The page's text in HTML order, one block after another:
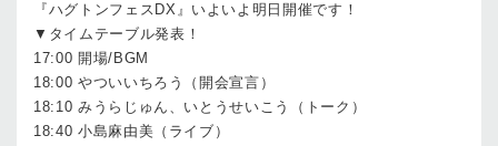
『ハグトンフェスDX』いよいよ明日開催です！
▼タイムテーブル発表！
17:00 開場/BGM
18:00 やついいちろう（開会宣言）
18:10 みうらじゅん、いとうせいこう（トーク）
18:40 小島麻由美（ライブ）